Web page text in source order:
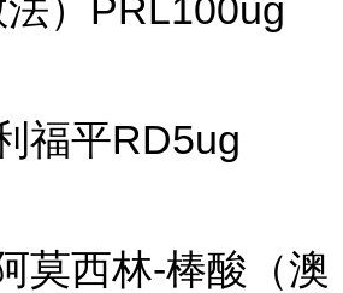
）PRL100ug
福平RD5ug
莫西林-棒酸（澳